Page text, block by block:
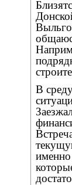
В
именно